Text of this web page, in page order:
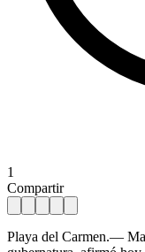
1
Compartir
Playa del Carmen.—